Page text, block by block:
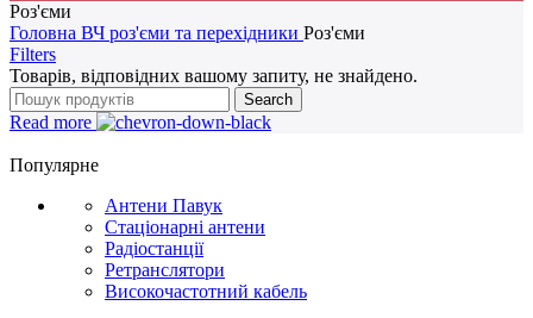
Роз'єми
Головна ВЧ роз'єми та перехідники Роз'єми
Filters
Товарів, відповідних вашому запиту, не знайдено.
Search
Read more
Популярне
Антени Павук
Стаціонарні антени
Радіостанції
Ретранслятори
Високочастотний кабель